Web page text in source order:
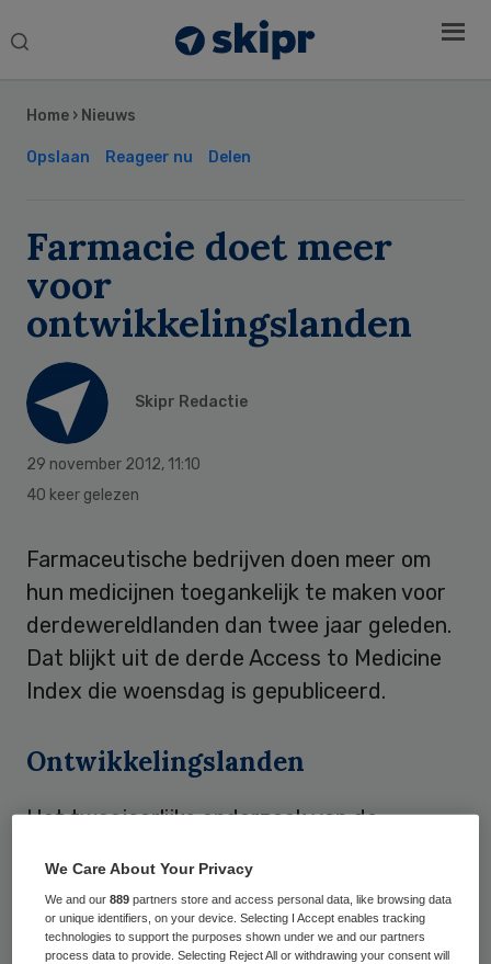
Search
Home › Nieuws
Opslaan Reageer nu Delen
Farmacie doet meer
voor
ontwikkelingslanden
Skipr Redactie
29 november 2012, 11:10
40 keer gelezen
Farmaceutische bedrijven doen meer om
hun medicijnen toegankelijk te maken voor
derdewereldlanden dan twee jaar geleden.
Dat blijkt uit de derde Access to Medicine
Index die woensdag is gepubliceerd.
Ontwikkelingslanden
Het tweejaarlijks onderzoek van de
kaart hoeverre de grote
medicijnfabrikanten zich de toegang tot
geneesmiddelen en gezondheidszorg te
Sidebar
We Care About Your Privacy
We and our889 partners store and access personal data, like browsing data
or unique identifiers, on your device. Selecting I Accept enables tracking
technologies to support the purposes shown under we and our partners
process data to provide. Selecting Reject All or withdrawing your consent will